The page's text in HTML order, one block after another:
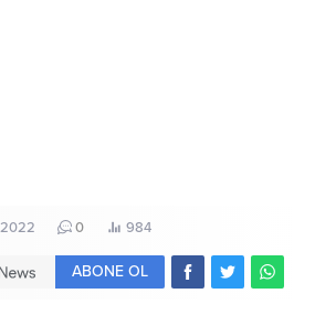
0 984
ABONE OL